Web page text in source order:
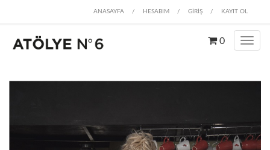
ANASAYFA / HESABIM / GİRİŞ / KAYIT OL
0